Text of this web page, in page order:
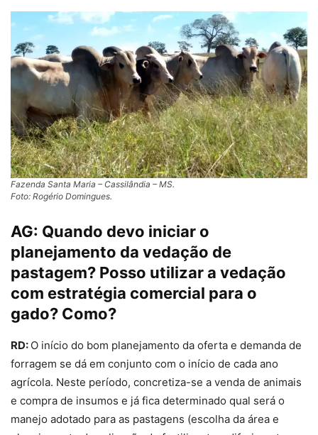
Fazenda Santa Maria – Cassilândia – MS.
Foto: Rogério Domingues.
AG: Quando devo iniciar o
planejamento da vedação de
pastagem? Posso utilizar a vedação
com estratégia comercial para o
gado? Como?
RD: O início do bom planejamento da oferta e demanda de
forragem se dá em conjunto com o início de cada ano
agrícola. Neste período, concretiza-se a venda de animais
e compra de insumos e já fica determinado qual será o
manejo adotado para as pastagens (escolha da área e